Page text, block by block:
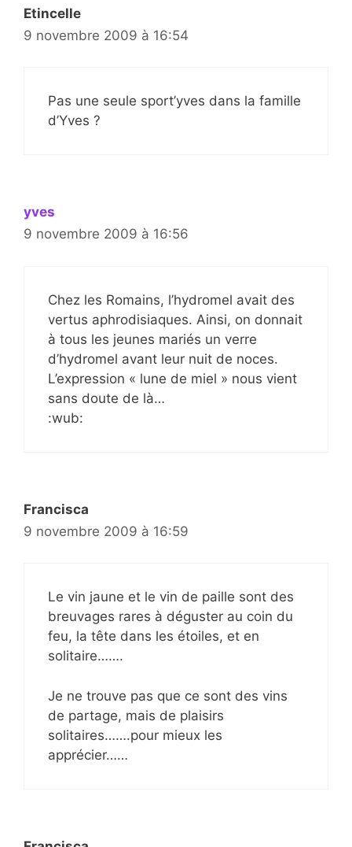
Etincelle
9 novembre 2009 à 16:54
Pas une seule sport’yves dans la famille
d’Yves ?
yves
9 novembre 2009 à 16:56
Chez les Romains, l’hydromel avait des
vertus aphrodisiaques. Ainsi, on donnait
à tous les jeunes mariés un verre
d’hydromel avant leur nuit de noces.
L’expression « lune de miel » nous vient
sans doute de là…
:wub:
Francisca
9 novembre 2009 à 16:59
Le vin jaune et le vin de paille sont des
breuvages rares à déguster au coin du
feu, la tête dans les étoiles, et en
solitaire…….
Je ne trouve pas que ce sont des vins
de partage, mais de plaisirs
solitaires…….pour mieux les
apprécier……